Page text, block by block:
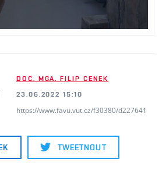
DOC. MGA. FILIP CENEK
23.06.2022 15:10
https://www.favu.vut.cz/f30380/d227641
TWEETNOUT